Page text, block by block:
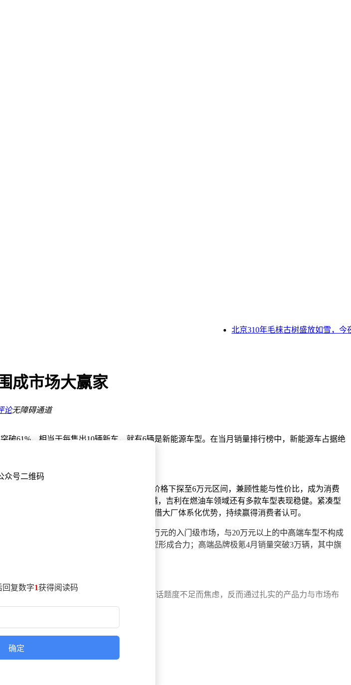
北京310年毛梾古树盛放如雪，今夜
成市场大赢家
论无障碍通道
61%，相当于每售出10辆新车，就有6辆是新能源车型。在当月销量排行榜中，新能源车占据绝
油车领域的一枝独秀。
置，在同级别车型中脱颖而出。其入门款价格下探至6万元区间，兼顾性能与性价比，成为消费
万辆，稳居细分市场销量冠军。除了缤越，吉利在燃油车领域还有多款车型表现稳健。紧凑型
成绩；轿车市场的星瑞、帝豪等车型也凭借大厂体系化优势，持续赢得消费者认可。
万辆的月销量登顶。尽管星愿主攻5-8万元的入门级市场，与20万元以上的中高端车型不构成
整体销量超9万辆，旗下多款亲民家用车型形成合力；高端品牌极氪4月销量突破3万辆，其中旗
迪、小米等备受关注的车企，吉利并未因话题度不足而焦虑，反而通过扎实的产品力与市场布
在。
回复数字1获得阅读码
确定